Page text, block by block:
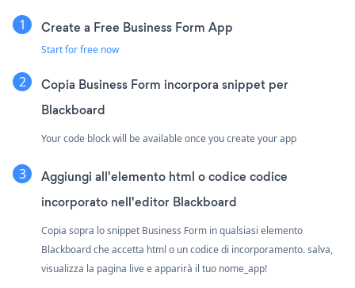
Create a Free Business Form App
Start for free now
Copia Business Form incorpora snippet per
Blackboard
Your code block will be available once you create your app
Aggiungi all'elemento html o codice codice
incorporato nell'editor Blackboard
Copia sopra lo snippet Business Form in qualsiasi elemento
Blackboard che accetta html o un codice di incorporamento. salva,
visualizza la pagina live e apparirà il tuo nome_app!